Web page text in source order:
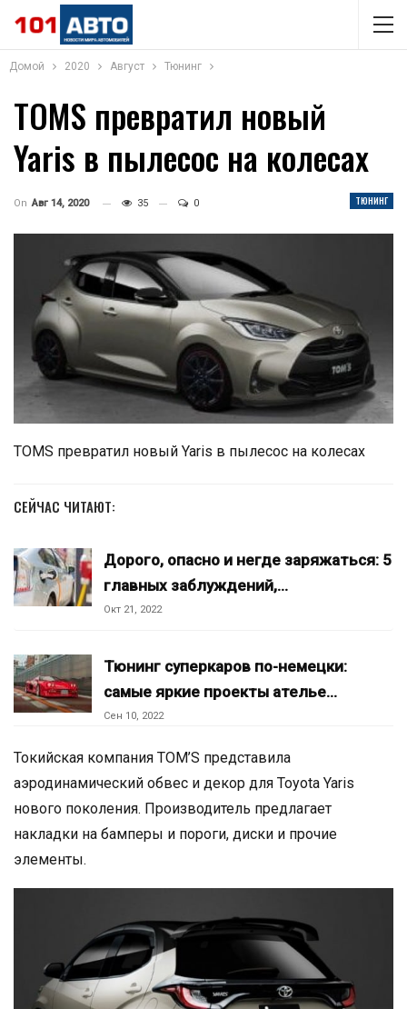
Домой 2020 Август Тюнинг
TOMS превратил новый
Yaris в пылесос на колесах
ТЮНИНГ
On Авг 14, 2020 35 0
TOMS превратил новый Yaris в пылесос на колесах
СЕЙЧАС ЧИТАЮТ:
Дорого, опасно и негде заряжаться: 5
главных заблуждений,…
Окт 21, 2022
Тюнинг суперкаров по-немецки:
самые яркие проекты ателье…
Сен 10, 2022
Токийская компания TOM’S представила
аэродинамический обвес и декор для Toyota Yaris
нового поколения. Производитель предлагает
накладки на бамперы и пороги, диски и прочие
элементы.